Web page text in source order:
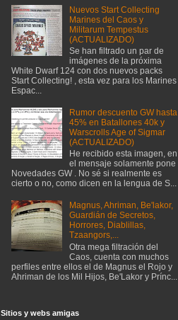
Nuevos Start Collecting
Marines del Caos y
Militarum Tempestus
(ACTUALIZADO)
Se han filtrado un par de
imágenes de la próxima
White Dwarf 124 con dos nuevos packs
Start Collecting! , esta vez para los Marines
Espac...
Rumor descuento GW hasta
45% en Batallones 40k y
Warscrolls Age of Sigmar
(ACTUALIZADO)
He recibido esta imagen, en
el mensaje solamente pone
Novedades GW . No sé si realmente es
cierto o no, como dicen en la lengua de S...
Magnus, Ahriman, Be'lakor,
Guardián de Secretos,
Horrores, Diablillas,
Tzaangors,...
Otra mega filtración del
Caos, cuenta con muchos
perfiles entre ellos el de Magnus el Rojo y
Ahriman de los Mil Hijos, Be'Lakor y Prínc...
Sitios y webs amigas